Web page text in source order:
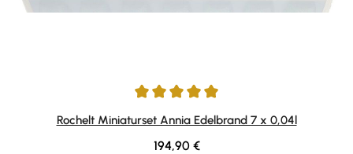
Durchschnittliche Bewertung von 5 von 5 Sternen
Rochelt Miniaturset Annia Edelbrand 7 x 0,04l
Regulärer Preis:
194,90 €